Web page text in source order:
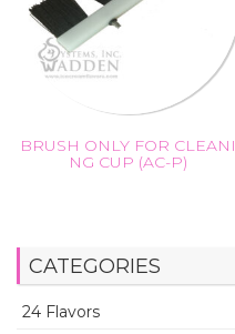
BRUSH ONLY FOR CLEANI
NG CUP (AC-P)
CATEGORIES
24 Flavors